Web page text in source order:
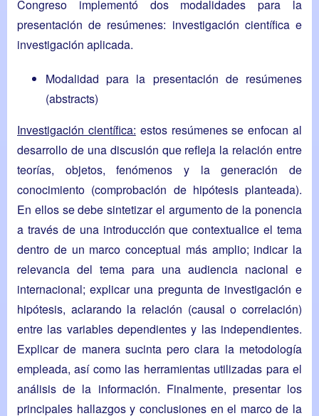
Congreso implementó dos modalidades para la
presentación de resúmenes: investigación científica e
investigación aplicada.
Modalidad para la presentación de resúmenes
(abstracts)
Investigación científica: estos resúmenes se enfocan al
desarrollo de una discusión que refleja la relación entre
teorías, objetos, fenómenos y la generación de
conocimiento (comprobación de hipótesis planteada).
En ellos se debe sintetizar el argumento de la ponencia
a través de una introducción que contextualice el tema
dentro de un marco conceptual más amplio; indicar la
relevancia del tema para una audiencia nacional e
internacional; explicar una pregunta de investigación e
hipótesis, aclarando la relación (causal o correlación)
entre las variables dependientes y las independientes.
Explicar de manera sucinta pero clara la metodología
empleada, así como las herramientas utilizadas para el
análisis de la información. Finalmente, presentar los
principales hallazgos y conclusiones en el marco de la